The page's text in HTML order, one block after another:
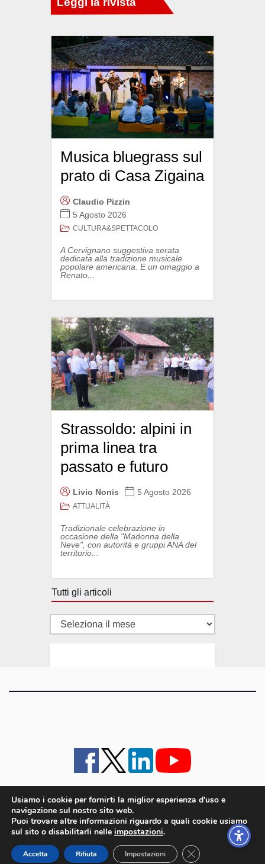
Musica bluegrass sul
prato di Casa Zigaina
Claudio Pizzin
5 Agosto 2026
CULTURA&SPETTACOLO
A Cervignano suggestiva serata
dedicata alla tradizione musicale
popolare americana. E un omaggio a
Renato...
Strassoldo: alpini in
prima linea tra
passato e futuro
Livio Nonis 5 Agosto 2026
ATTUALITÀ
Tradizionale celebrazione in
occasione della "Madonna della
Neve", con autorità e gruppi ANA del
territorio...
Tutti gli articoli
Tutti
iMagazine · contatti e staff · lavora con noi
Cookie policy UE
iMagazine è un marchio di proprietà di Goliardica Editrice redazione in via Aquileia 64a,
Bagnaria Arsa (UD) - P.iva 00559050315
Usiamo i cookie per fornirti la miglior esperienza d'uso e
navigazione sul nostro sito web.
Puoi trovare altre informazioni riguardo a quali cookie usiamo
sul sito o disabilitarli nelle impostazioni.
Accetta Rifiuta Impostazioni Close GDPR